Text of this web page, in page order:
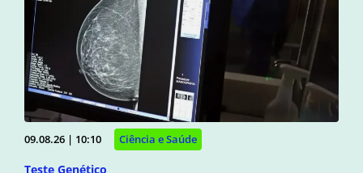
09.08.26 | 10:10 Ciência e Saúde
Teste Genético